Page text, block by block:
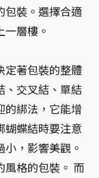
包裝。選擇合適
層樓。
定著包裝的整體
、交叉結、單結
的綁法，它能增
蝴蝶結時要注意
小，影響美觀。
風格的包裝。 而